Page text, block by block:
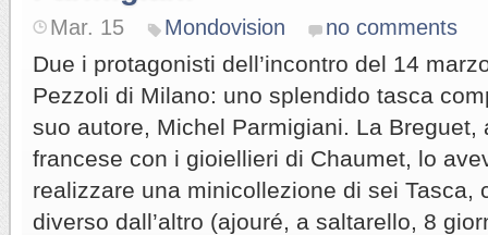
Mar. 15 Mondovision no comments
Due i protagonisti dell’incontro del 14
Pezzoli di Milano: uno splendido tasca
suo autore, Michel Parmigiani. La Breguet,
francese con i gioiellieri di Chaumet, lo
realizzare una minicollezione di sei Tasca,
diverso dall’altro (ajouré, a saltarello, 8